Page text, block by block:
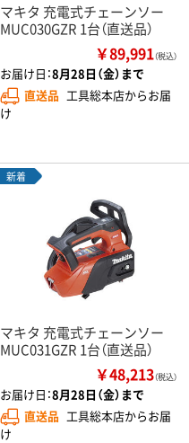
マキタ 充電式チェーンソー
MUC030GZR 1台（直送品）
￥89,991（税込）
お届け日：8月28日（金）まで
直送品 工具総本店からお届
け
新着
マキタ 充電式チェーンソー
MUC031GZR 1台（直送品）
￥48,213（税込）
お届け日：8月28日（金）まで
直送品 工具総本店からお届
け